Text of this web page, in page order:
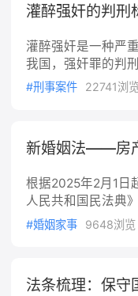
没有要求职工代表
还是在用人单位。
即便有一部分人不
中华人民共和国劳动合
联系我们。
灌醉强奸的判刑
灌醉强奸是一种严
我国，强奸罪的判
十年以下有期徒刑
施强奸，属于违背
刑。一、灌醉强奸
奸本质上属于强奸
据《中华人民共和
论，从重处罚。在
#刑事案件 22741浏
根据2025年2月1日
人民共和国民法典
释(二)，关于夫妻
定如下：一、婚前
为房产属于个人财
#婚姻家事 9648浏览